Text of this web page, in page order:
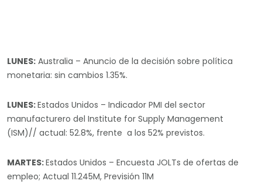
LUNES: Australia – Anuncio de la decisión sobre política
monetaria: sin cambios 1.35%.
LUNES:Estados Unidos – Indicador PMI del sector
manufacturero del Institute for Supply Management
(ISM)// actual: 52.8%, frente a los 52% previstos.
MARTES:Estados Unidos – Encuesta JOLTs de ofertas de
empleo; Actual 11.245M, Previsión 11M